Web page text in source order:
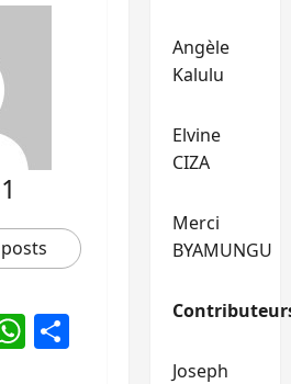
WhatsApp
Partager
Angèle
Kalulu
Elvine
CIZA
Merci
BYAMUNGU
Joseph